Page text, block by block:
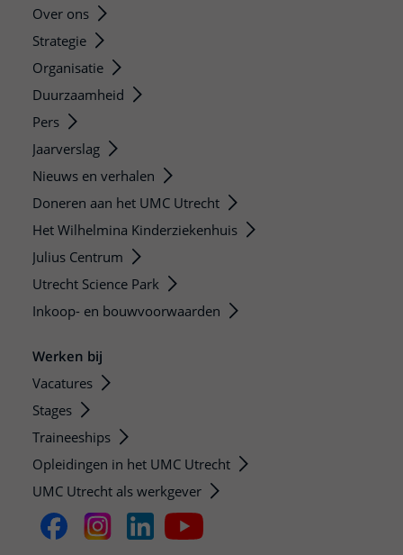
Over ons
Strategie
Organisatie
Duurzaamheid
Pers
Jaarverslag
Nieuws en verhalen
Doneren aan het UMC Utrecht
Het Wilhelmina Kinderziekenhuis
Julius Centrum
Utrecht Science Park
Inkoop- en bouwvoorwaarden
Werken bij
Vacatures
Stages
Traineeships
Opleidingen in het UMC Utrecht
UMC Utrecht als werkgever